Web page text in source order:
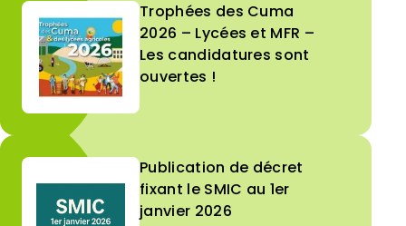
Trophées des Cuma
2026 – Lycées et MFR –
Les candidatures sont
ouvertes !
Publication de décret
fixant le SMIC au 1er
janvier 2026